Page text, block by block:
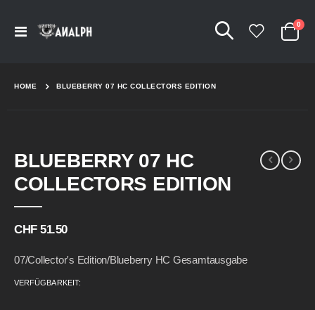
Navigation
Cart
0
HOME BLUEBERRY 07 HC COLLECTORS EDITION
BLUEBERRY 07 HC
COLLECTORS EDITION
CHF 51.50
07/Collector's Edition/Blueberry HC Gesamtausgabe
VERFÜGBARKEIT:
to
the
end
images
to
the
beginning
images